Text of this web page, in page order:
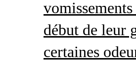
début de leur
certaines